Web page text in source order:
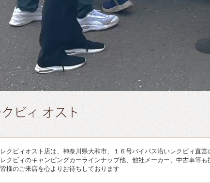
レクビィオスト店は、神奈川県大和市、１６号バイパス沿いレクビィ直営
レクビィのキャンピングカーラインナップ他、他社メーカー、中古車等も
皆様のご来店を心よりお待ちしております